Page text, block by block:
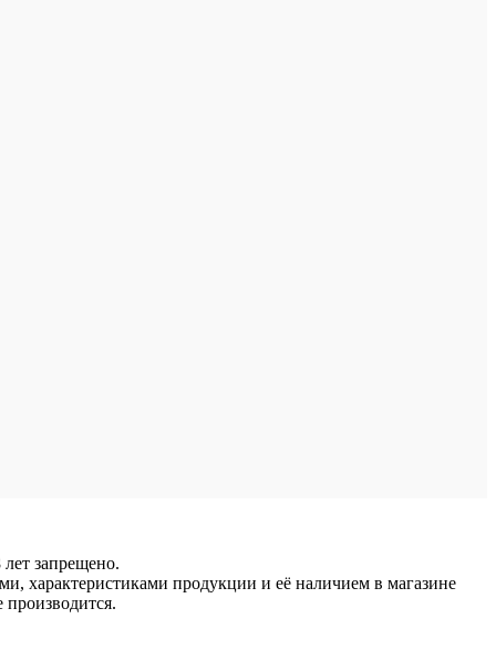
запрещено.
характеристиками продукции и её наличием в магазине